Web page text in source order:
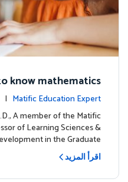
know mathematics
Matific Education Expert | فبراير 09, 2021 |
A member of the Matific
of Learning Sciences &
in the Graduate …
اقرأ المزيد